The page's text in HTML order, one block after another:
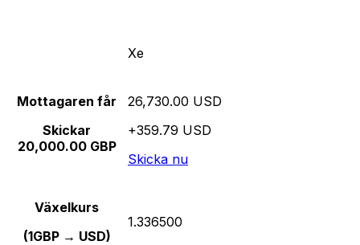
Xe
Mottagaren får
Skickar
20,000.00 GBP
26,730.00 USD
+359.79 USD
Skicka nu
Växelkurs
(1GBP → USD)
1.336500